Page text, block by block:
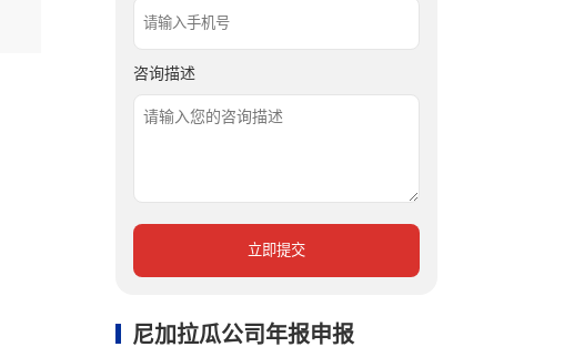
咨询描述
立即提交
尼加拉瓜公司年报申报